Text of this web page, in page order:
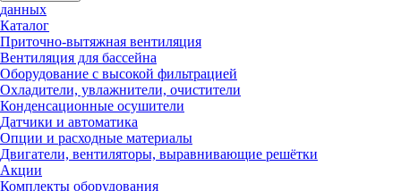
данных
Каталог
Приточно-вытяжная вентиляция
Вентиляция для бассейна
Оборудование с высокой фильтрацией
Охладители, увлажнители, очистители
Конденсационные осушители
Датчики и автоматика
Опции и расходные материалы
Двигатели, вентиляторы, выравнивающие решётки
Акции
Комплекты оборудования